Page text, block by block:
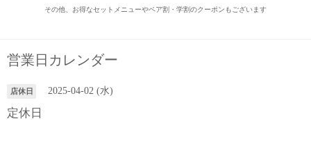
その他、お得なセットメニューやペア割・学割のクーポンもございます
営業日カレンダー
店休日 2025-04-02 (水)
定休日